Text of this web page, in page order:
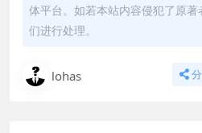
体平台。如若本站内容侵犯了原
们进行处理。
lohas